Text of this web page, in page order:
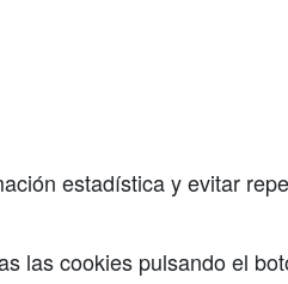
estadística y evitar
las cookies pulsando el